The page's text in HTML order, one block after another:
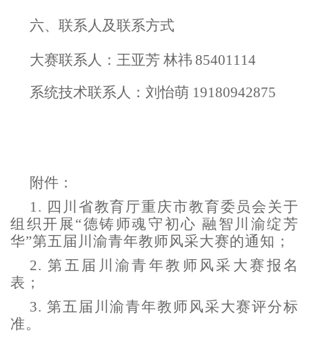
六、 联系人及联系方式
大赛联系人： 王亚芳 林祎 85401114
系统技术联系人： 刘怡萌 19180942875
附件：
1. 四川省教育厅重庆市教育委员会关于
组织开展“德铸师魂守初心 融智川渝绽芳
华”第五届川渝青年教师风采大赛的通知；
2. 第五届川渝青年教师风采大赛 报名
表；
3. 第五届川渝青年教师风采大赛评分标
准。